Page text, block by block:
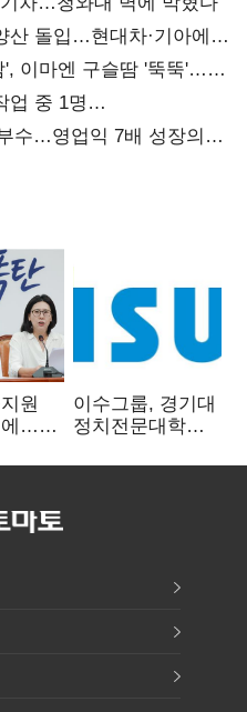
산 돌입…현대차·기아에
', 이마엔 구슬땀 '뚝뚝'…
업 중 1명
" 수…영업익 7배 성장의
원
에…
선
이수그룹, 경기대
정치전문대학원
기금' 3900만원